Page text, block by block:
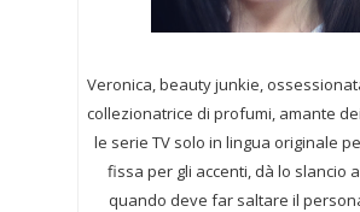
Veronica, beauty junkie,
collezionatrice di profumi, amante
le serie TV solo in lingua originale
fissa per gli accenti, dà lo slancio
quando deve far saltare il